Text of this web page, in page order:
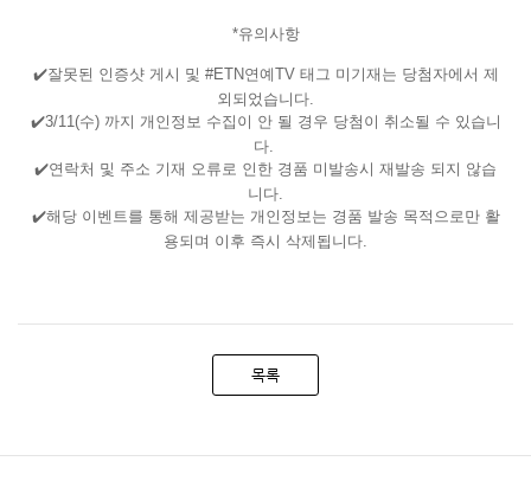
*유의사항
✔️잘못된 인증샷 게시 및 #ETN연예TV 태그 미기재는 당첨자에서 제
외되었습니다.
✔️3/11(수) 까지 개인정보 수집이 안 될 경우 당첨이 취소될 수 있습니
다.
✔️연락처 및 주소 기재 오류로 인한 경품 미발송시 재발송 되지 않습
니다.
✔️해당 이벤트를 통해 제공받는 개인정보는 경품 발송 목적으로만 활
용되며 이후 즉시 삭제됩니다.
목록